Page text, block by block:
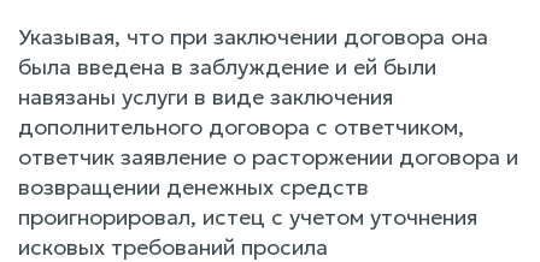
Указывая, что при заключении договора она
была введена в заблуждение и ей были
навязаны услуги в виде заключения
дополнительного договора с ответчиком,
ответчик заявление о расторжении договора и
возвращении денежных средств
проигнорировал, истец с учетом уточнения
исковых требований просила